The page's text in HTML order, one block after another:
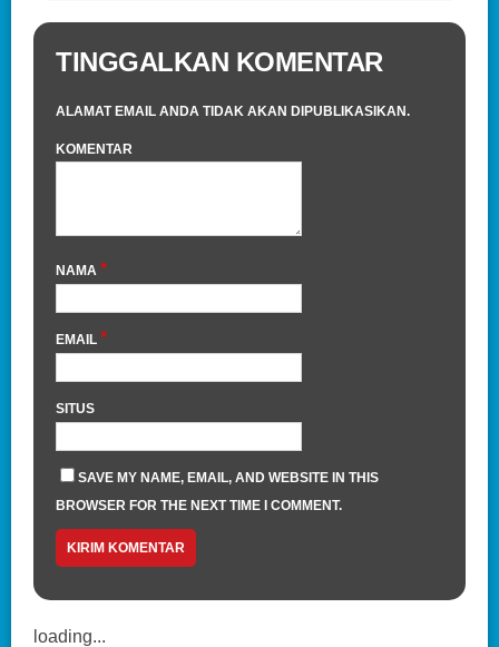
TINGGALKAN KOMENTAR
ALAMAT EMAIL ANDA TIDAK AKAN DIPUBLIKASIKAN.
KOMENTAR
NAMA *
EMAIL *
SITUS
SAVE MY NAME, EMAIL, AND WEBSITE IN THIS
BROWSER FOR THE NEXT TIME I COMMENT.
loading...